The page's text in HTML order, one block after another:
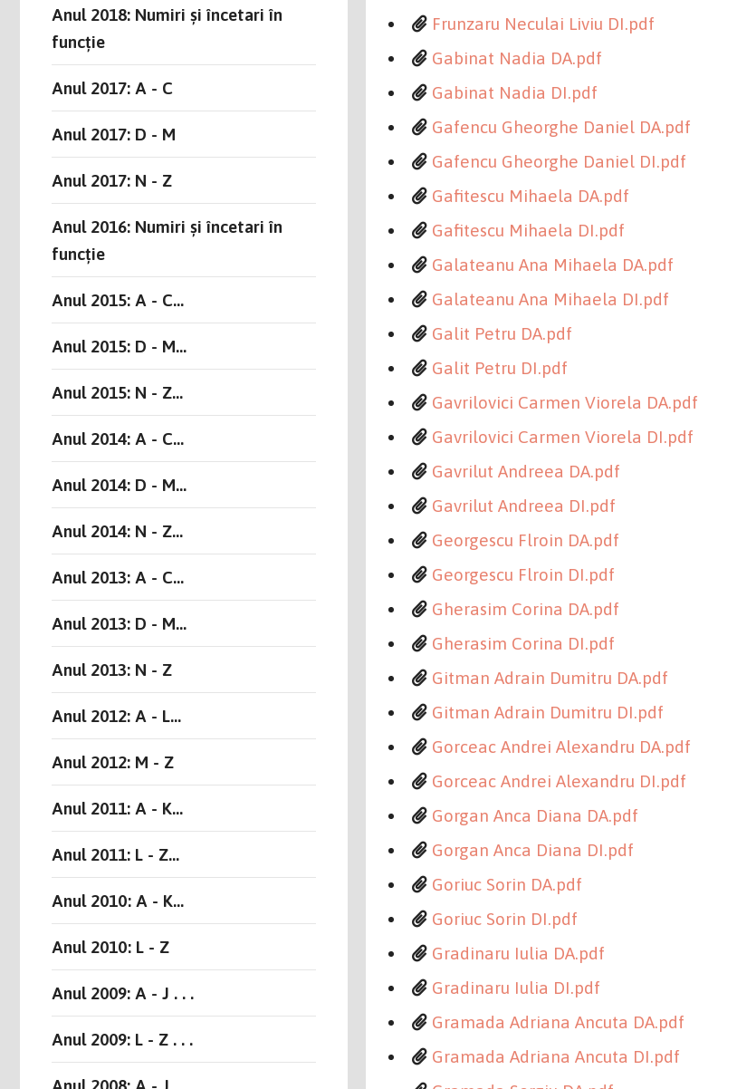
Frunzaru Neculai Liviu DI.pdf
Gabinat Nadia DA.pdf
Gabinat Nadia DI.pdf
Gafencu Gheorghe Daniel DA.pdf
Gafencu Gheorghe Daniel DI.pdf
Gafitescu Mihaela DA.pdf
Gafitescu Mihaela DI.pdf
Galateanu Ana Mihaela DA.pdf
Galateanu Ana Mihaela DI.pdf
Galit Petru DA.pdf
Galit Petru DI.pdf
Gavrilovici Carmen Viorela DA.pdf
Gavrilovici Carmen Viorela DI.pdf
Gavrilut Andreea DA.pdf
Gavrilut Andreea DI.pdf
Georgescu Flroin DA.pdf
Georgescu Flroin DI.pdf
Gherasim Corina DA.pdf
Gherasim Corina DI.pdf
Gitman Adrain Dumitru DA.pdf
Gitman Adrain Dumitru DI.pdf
Gorceac Andrei Alexandru DA.pdf
Gorceac Andrei Alexandru DI.pdf
Gorgan Anca Diana DA.pdf
Gorgan Anca Diana DI.pdf
Goriuc Sorin DA.pdf
Goriuc Sorin DI.pdf
Gradinaru Iulia DA.pdf
Gradinaru Iulia DI.pdf
Gramada Adriana Ancuta DA.pdf
Gramada Adriana Ancuta DI.pdf
Anul 2018: Numiri și încetari în
funcție
Anul 2017: A - C
Anul 2017: D - M
Anul 2017: N - Z
Anul 2016: Numiri și încetari în
funcție
Anul 2015: A - C...
Anul 2015: D - M...
Anul 2015: N - Z...
Anul 2014: A - C...
Anul 2014: D - M...
Anul 2014: N - Z...
Anul 2013: A - C...
Anul 2013: D - M...
Anul 2013: N - Z
Anul 2012: A - L...
Anul 2012: M - Z
Anul 2011: A - K...
Anul 2011: L - Z...
Anul 2010: A - K...
Anul 2010: L - Z
Anul 2009: A - J . . .
Anul 2009: L - Z . . .